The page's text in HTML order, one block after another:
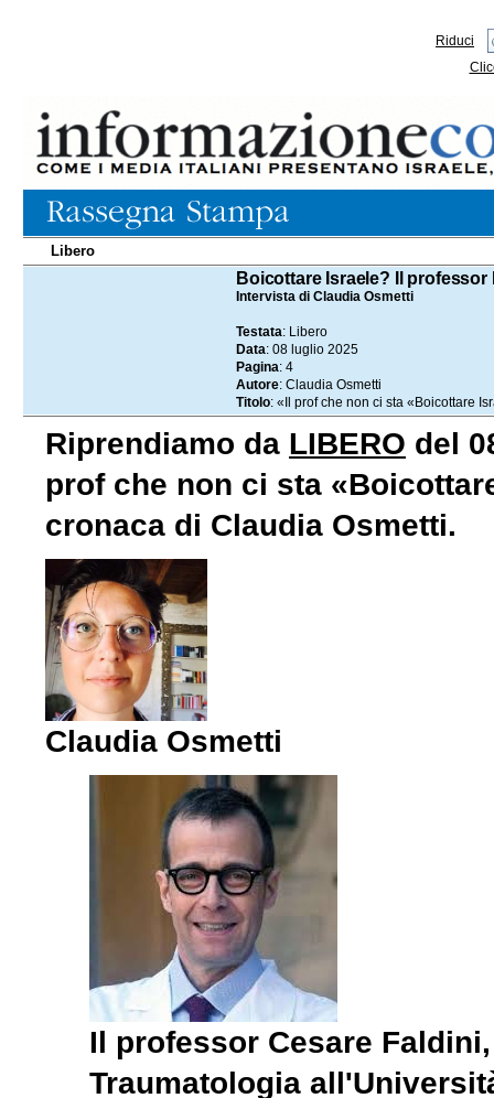
Riduci
Libero
Boicottare Israele? Il
Intervista di Claudia Osmetti
Testata: Libero
Data: 08 luglio 2025
Pagina: 4
Autore: Claudia Osmetti
Titolo: «Il prof che non ci sta «Boicottare
Riprendiamo da LIBERO del
prof che non ci sta
cronaca di Claudia Osmetti.
Claudia Osmetti
Il professor Cesare
Traumatologia